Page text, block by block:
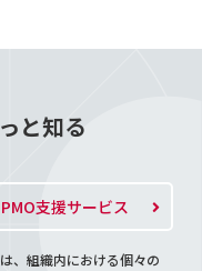
と知る
PMO支援サービス
、組織内における個々の